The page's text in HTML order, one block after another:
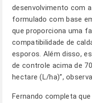
desenvolvimento com
formulado com base
que proporciona uma
compatibilidade de
esporos. Além disso,
de controle acima de
hectare (L/ha)”,
Fernando completa